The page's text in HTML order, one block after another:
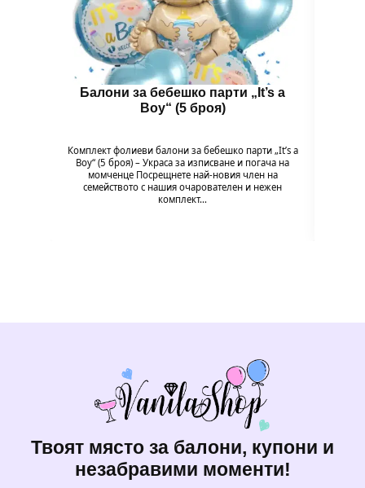
Балони за бебешко парти „It’s a
Boy“ (5 броя)
Комплект фолиеви балони за бебешко парти „It’s a
Boy“ (5 броя) – Украса за изписване и погача на
момченце Посрещнете най-новия член на
семейството с нашия очарователен и нежен
комплект…
Твоят място за балони, купони и
незабравими моменти!